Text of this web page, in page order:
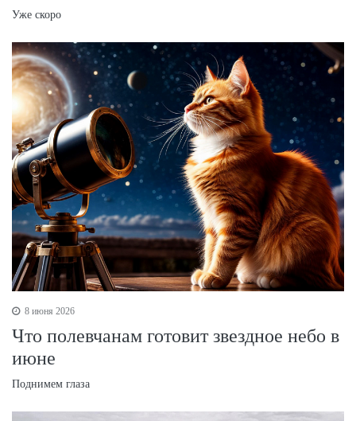
Уже скоро
8 июня 2026
Что полевчанам готовит звездное небо в
июне
Поднимем глаза